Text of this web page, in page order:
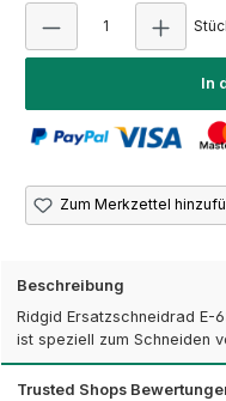
In
Zum Merkzettel
Beschreibung
Ridgid Ersatzschneidrad E-
ist speziell zum Schneiden
Trusted Shops